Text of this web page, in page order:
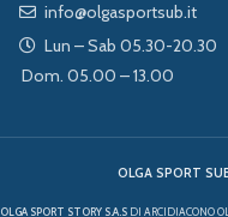
info@olgasportsub.it
Lun – Sab 05.30-20.30
Dom. 05.00 – 13.00
OLGA SPORT
OLGA SPORT STORY S.A.S DI ARCIDIACONO